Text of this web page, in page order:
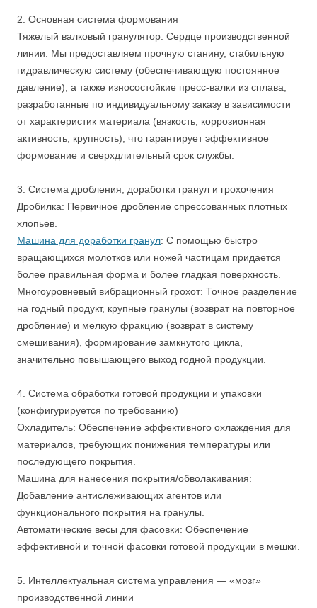
2. Основная система формования
Тяжелый валковый гранулятор: Сердце производственной
линии. Мы предоставляем прочную станину, стабильную
гидравлическую систему (обеспечивающую постоянное
давление), а также износостойкие пресс-валки из сплава,
разработанные по индивидуальному заказу в зависимости
от характеристик материала (вязкость, коррозионная
активность, крупность), что гарантирует эффективное
формование и сверхдлительный срок службы.
3. Система дробления, доработки гранул и грохочения
Дробилка: Первичное дробление спрессованных плотных
хлопьев.
Машина для доработки гранул: С помощью быстро
вращающихся молотков или ножей частицам придается
более правильная форма и более гладкая поверхность.
Многоуровневый вибрационный грохот: Точное разделение
на годный продукт, крупные гранулы (возврат на повторное
дробление) и мелкую фракцию (возврат в систему
смешивания), формирование замкнутого цикла,
значительно повышающего выход годной продукции.
4. Система обработки готовой продукции и упаковки
(конфигурируется по требованию)
Охладитель: Обеспечение эффективного охлаждения для
материалов, требующих понижения температуры или
последующего покрытия.
Машина для нанесения покрытия/обволакивания:
Добавление антислеживающих агентов или
функционального покрытия на гранулы.
Автоматические весы для фасовки: Обеспечение
эффективной и точной фасовки готовой продукции в мешки.
5. Интеллектуальная система управления — «мозг»
производственной линии